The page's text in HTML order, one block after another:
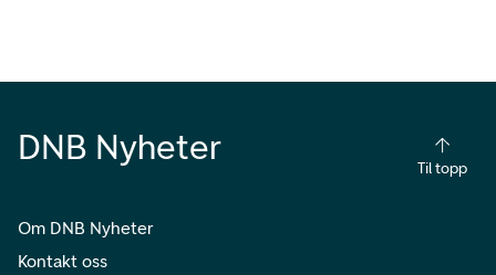
DNB Nyheter
Til topp
Om DNB Nyheter
Kontakt oss